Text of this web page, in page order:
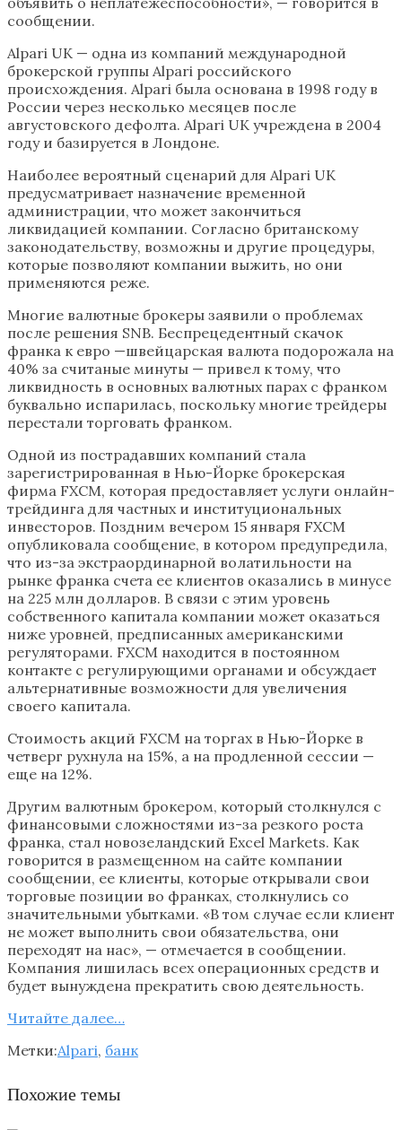
сообщении.
Alpari UK — одна из компаний международной
брокерской группы Alpari российского
происхождения. Alpari была основана в 1998 году в
России через несколько месяцев после
августовского дефолта. Alpari UK учреждена в 2004
году и базируется в Лондоне.
Наиболее вероятный сценарий для Alpari UK
предусматривает назначение временной
администрации, что может закончиться
ликвидацией компании. Согласно британскому
законодательству, возможны и другие процедуры,
которые позволяют компании выжить, но они
применяются реже.
Многие валютные брокеры заявили о проблемах
после решения SNB. Беспрецедентный скачок
франка к евро —швейцарская валюта подорожала на
40% за считаные минуты — привел к тому, что
ликвидность в основных валютных парах с франком
буквально испарилась, поскольку многие трейдеры
перестали торговать франком.
Одной из пострадавших компаний стала
зарегистрированная в Нью-Йорке брокерская
фирма FXCM, которая предоставляет услуги онлайн-
трейдинга для частных и институциональных
инвесторов. Поздним вечером 15 января FXCM
опубликовала сообщение, в котором предупредила,
что из-за экстраординарной волатильности на
рынке франка счета ее клиентов оказались в минусе
на 225 млн долларов. В связи с этим уровень
собственного капитала компании может оказаться
ниже уровней, предписанных американскими
регуляторами. FXCM находится в постоянном
контакте с регулирующими органами и обсуждает
альтернативные возможности для увеличения
своего капитала.
Стоимость акций FXCM на торгах в Нью-Йорке в
четверг рухнула на 15%, а на продленной сессии —
еще на 12%.
Другим валютным брокером, который столкнулся с
финансовыми сложностями из-за резкого роста
франка, стал новозеландский Excel Markets. Как
говорится в размещенном на сайте компании
сообщении, ее клиенты, которые открывали свои
торговые позиции во франках, столкнулись со
значительными убытками. «В том случае если клиент
не может выполнить свои обязательства, они
переходят на нас», — отмечается в сообщении.
Компания лишилась всех операционных средств и
будет вынуждена прекратить свою деятельность.
Читайте далее…
Метки:Alpari, банк
Похожие темы